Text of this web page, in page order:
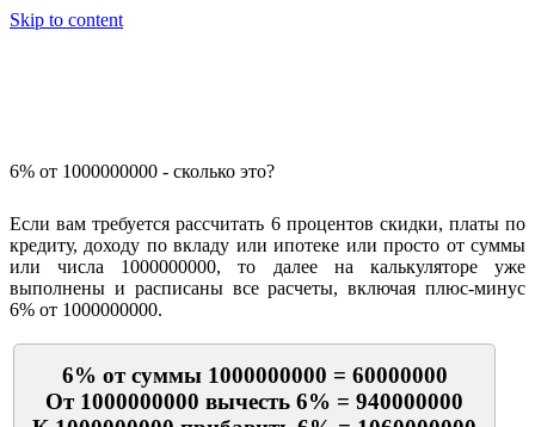
Skip to content
6% от 1000000000 - сколько это?
Если вам требуется рассчитать 6 процентов скидки, платы по
кредиту, доходу по вкладу или ипотеке или просто от суммы
или числа 1000000000, то далее на калькуляторе уже
выполнены и расписаны все расчеты, включая плюс-минус
6% от 1000000000.
6% от суммы 1000000000 = 60000000
От 1000000000 вычесть 6% = 940000000